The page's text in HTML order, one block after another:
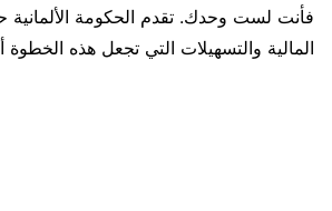
فأنت لست وحدك. تقدم الحكومة الألمانية
المالية والتسهيلات التي تجعل هذه الخطوة